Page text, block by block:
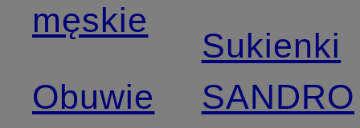
męskie
Obuwie
Sukienki
SANDRO